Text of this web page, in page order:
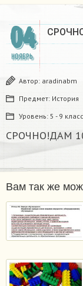
04
НОЯБРЬ
Автор: aradinabm
Предмет: История
Уровень: 5 - 9 класс
СРОЧНО!ДАМ
Вам так же